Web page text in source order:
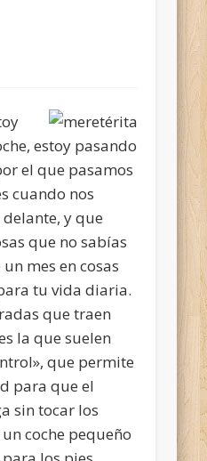
estoy pasando
el que pasamos
cuando nos
y que
que no sabías
mes en cosas
tu vida diaria.
que traen
la que suelen
que permite
para que el
sin tocar los
coche pequeño